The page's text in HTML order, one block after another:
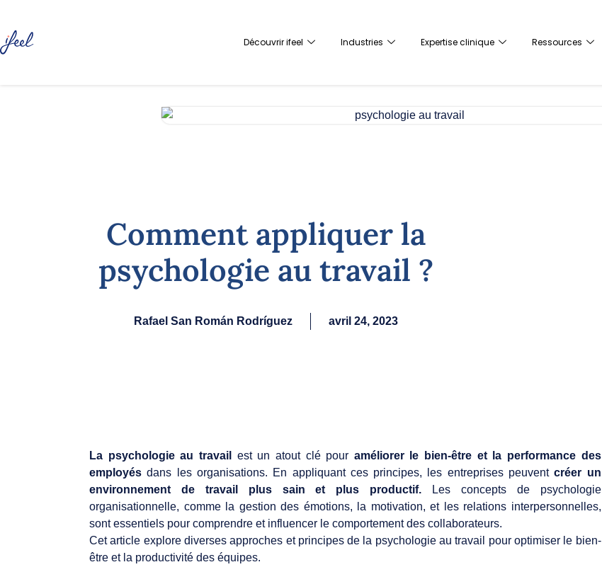
Découvrir ifeel Industries Expertise clinique Ressources
Comment appliquer la
psychologie au travail ?
Rafael San Román Rodríguez avril 24, 2023
La psychologie au travail est un atout clé pour améliorer le bien-être et la performance des
employés dans les organisations. En appliquant ces principes, les entreprises peuventcréer un
environnement de travail plus sain et plus productif. Les concepts de psychologie
organisationnelle, comme la gestion des émotions, la motivation, et les relations interpersonnelles,
sont essentiels pour comprendre et influencer le comportement des collaborateurs.
Cet article explore diverses approches et principes de la psychologie au travail pour optimiser le bien-
être et la productivité des équipes.